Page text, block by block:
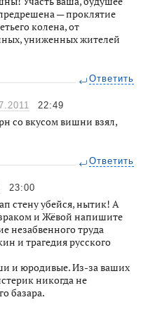
— проклятие
колена, от
униженных жителей
Ответить
22:49
со вкусом вишни взял,
Ответить
23:00
стену убейся, нытик! А
и Жёвой напишите
незабвенного труда
и трагедия русского
и юродивые. Из-за ваших
никогда не
базара.